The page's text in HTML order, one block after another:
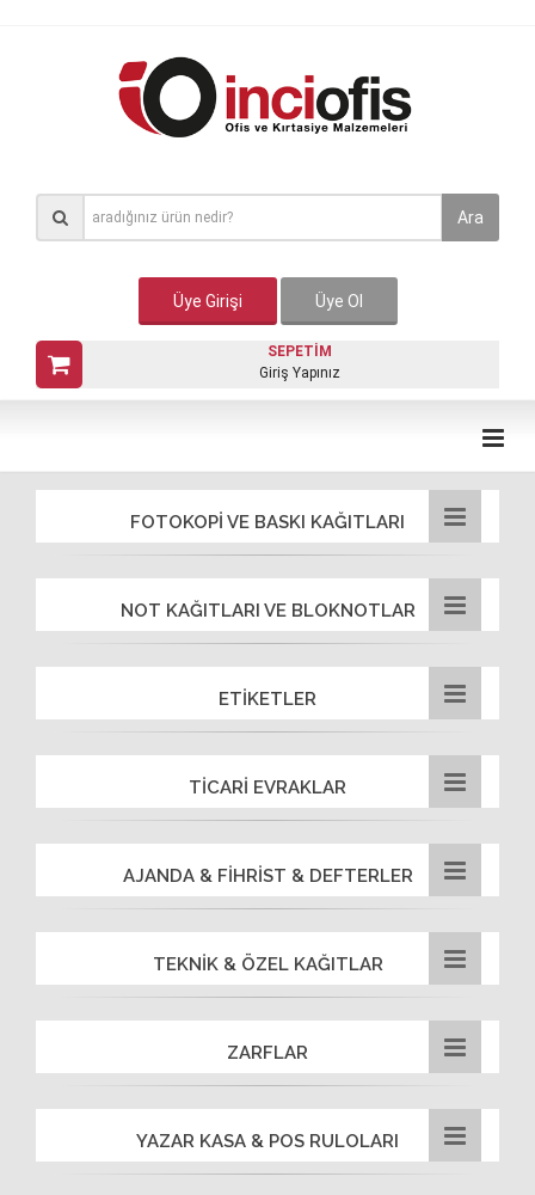
Ara
Üye Girişi Üye Ol
SEPETİM
Giriş Yapınız
FOTOKOPİ VE BASKI KAĞITLARI
NOT KAĞITLARI VE BLOKNOTLAR
ETİKETLER
TİCARİ EVRAKLAR
AJANDA & FİHRİST & DEFTERLER
TEKNİK & ÖZEL KAĞITLAR
ZARFLAR
YAZAR KASA & POS RULOLARI